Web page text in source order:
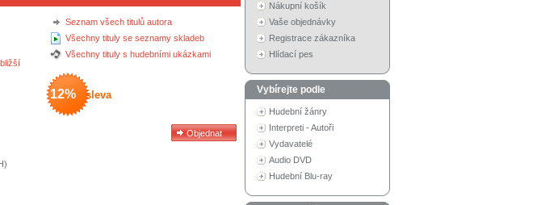
Seznam všech titulů autora
Všechny tituly se seznamy skladeb
Všechny tituly s hudebními ukázkami
12% sleva
Nákupní košík
Vaše objednávky
Registrace zákazníka
Hlídací pes
Vybírejte podle
Hudební žánry
Interpreti - Autoři
Vydavatelé
Audio DVD
Hudební Blu-ray